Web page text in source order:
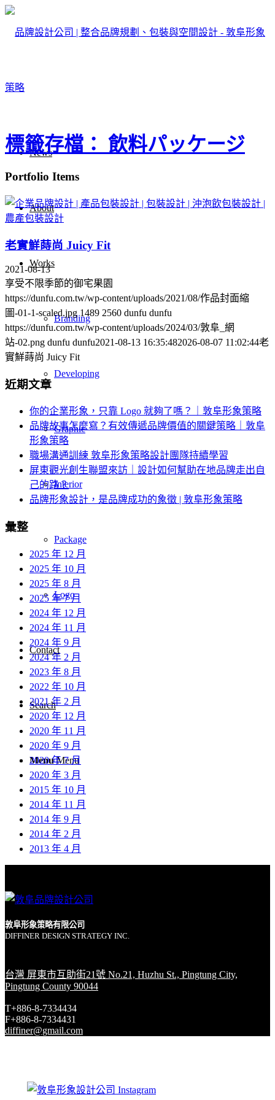
News
About
Works
Branding
Developing
Graphic
Interior
Package
Logo
Contact
Search
Menu Menu
標籤存檔： 飲料パッケージ
Portfolio Items
老實鮮蒔尚 Juicy Fit
2021-08-13
享受不限季節的御宅果園
https://dunfu.com.tw/wp-content/uploads/2021/08/作品封面縮
圖-01-1-scaled.jpg 1489 2560 dunfu dunfu
https://dunfu.com.tw/wp-content/uploads/2024/03/敦阜_網
站-02.png dunfu dunfu2021-08-13 16:35:482026-08-07 11:02:44老
實鮮蒔尚 Juicy Fit
近期文章
你的企業形象，只靠 Logo 就夠了嗎？｜敦阜形象策略
品牌故事怎麼寫？有效傳遞品牌價值的關鍵策略｜敦阜
形象策略
職場溝通訓練 敦阜形象策略設計團隊持續學習
屏東觀光創生聯盟來訪｜設計如何幫助在地品牌走出自
己的路？
品牌形象設計，是品牌成功的象徵 | 敦阜形象策略
彙整
2025 年 12 月
2025 年 10 月
2025 年 8 月
2025 年 7 月
2024 年 12 月
2024 年 11 月
2024 年 9 月
2024 年 2 月
2023 年 8 月
2022 年 10 月
2021 年 2 月
2020 年 12 月
2020 年 11 月
2020 年 9 月
2020 年 7 月
2020 年 3 月
2015 年 10 月
2014 年 11 月
2014 年 9 月
2014 年 2 月
2013 年 4 月
敦阜形象策略有限公司
DIFFINER DESIGN STRATEGY INC.
台灣 屏東市互助街21號 No.21, Huzhu St., Pingtung City,
Pingtung County 90044
T+886-8-7334434
F+886-8-7334431
diffiner@gmail.com